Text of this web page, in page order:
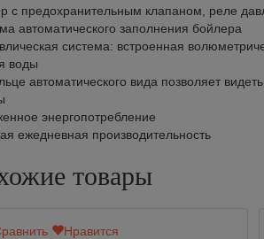
с предохранительным клапаном, реле
автоматического заполнения бойлера
система: встроенная
воды
автоматического вида позволяет
энергопотребление
ежедневная производительность
товары
Нравится